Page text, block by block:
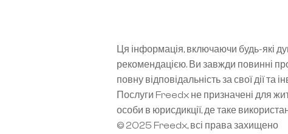
Ця інформація, включаючи будь-які
рекомендацією. Ви завжди повинні
повну відповідальність за свої дії та
Послуги Freedx не призначені для
особи в юрисдикції, де таке
© 2025 Freedx, всі права захищено